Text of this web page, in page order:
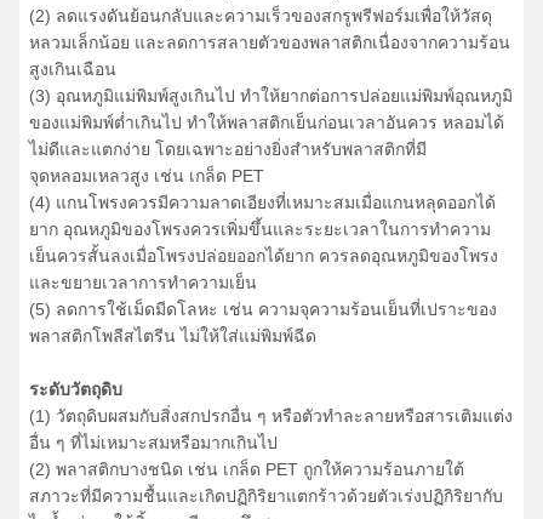
(2) ลดแรงดันย้อนกลับและความเร็วของสกรูพรีฟอร์มเพื่อให้วัสดุ
หลวมเล็กน้อย และลดการสลายตัวของพลาสติกเนื่องจากความร้อน
สูงเกินเฉือน
(3) อุณหภูมิแม่พิมพ์สูงเกินไป ทำให้ยากต่อการปล่อยแม่พิมพ์อุณหภูมิ
ของแม่พิมพ์ต่ำเกินไป ทำให้พลาสติกเย็นก่อนเวลาอันควร หลอมได้
ไม่ดีและแตกง่าย โดยเฉพาะอย่างยิ่งสำหรับพลาสติกที่มี
จุดหลอมเหลวสูง เช่น เกล็ด PET
(4) แกนโพรงควรมีความลาดเอียงที่เหมาะสมเมื่อแกนหลุดออกได้
ยาก อุณหภูมิของโพรงควรเพิ่มขึ้นและระยะเวลาในการทำความ
เย็นควรสั้นลงเมื่อโพรงปล่อยออกได้ยาก ควรลดอุณหภูมิของโพรง
และขยายเวลาการทำความเย็น
(5) ลดการใช้เม็ดมีดโลหะ เช่น ความจุความร้อนเย็นที่เปราะของ
พลาสติกโพลีสไตรีน ไม่ให้ใส่แม่พิมพ์ฉีด
ระดับวัตถุดิบ
(1) วัตถุดิบผสมกับสิ่งสกปรกอื่น ๆ หรือตัวทำละลายหรือสารเติมแต่ง
อื่น ๆ ที่ไม่เหมาะสมหรือมากเกินไป
(2) พลาสติกบางชนิด เช่น เกล็ด PET ถูกให้ความร้อนภายใต้
สภาวะที่มีความชื้นและเกิดปฏิกิริยาแตกร้าวด้วยตัวเร่งปฏิกิริยากับ